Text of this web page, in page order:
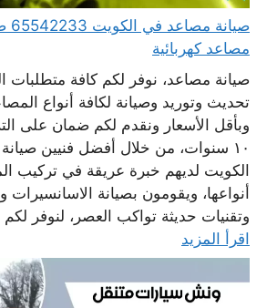
مصاعد كهربائية
صيانة مصاعد، نوفر لكم كافة متطلبات
تحديث وتوريد وصيانة لكافة أنواع
وبأقل الأسعار ونقدم لكم ضمان على
١٠ سنوات، من خلال أفضل فنيين
الكويت لديهم خبرة عريقة في تركيب
أنواعها، ويقومون بصيانة الاسانسيرات
وتقنيات حديثة تواكب العصر، لنوفر
اقرأ المزيد